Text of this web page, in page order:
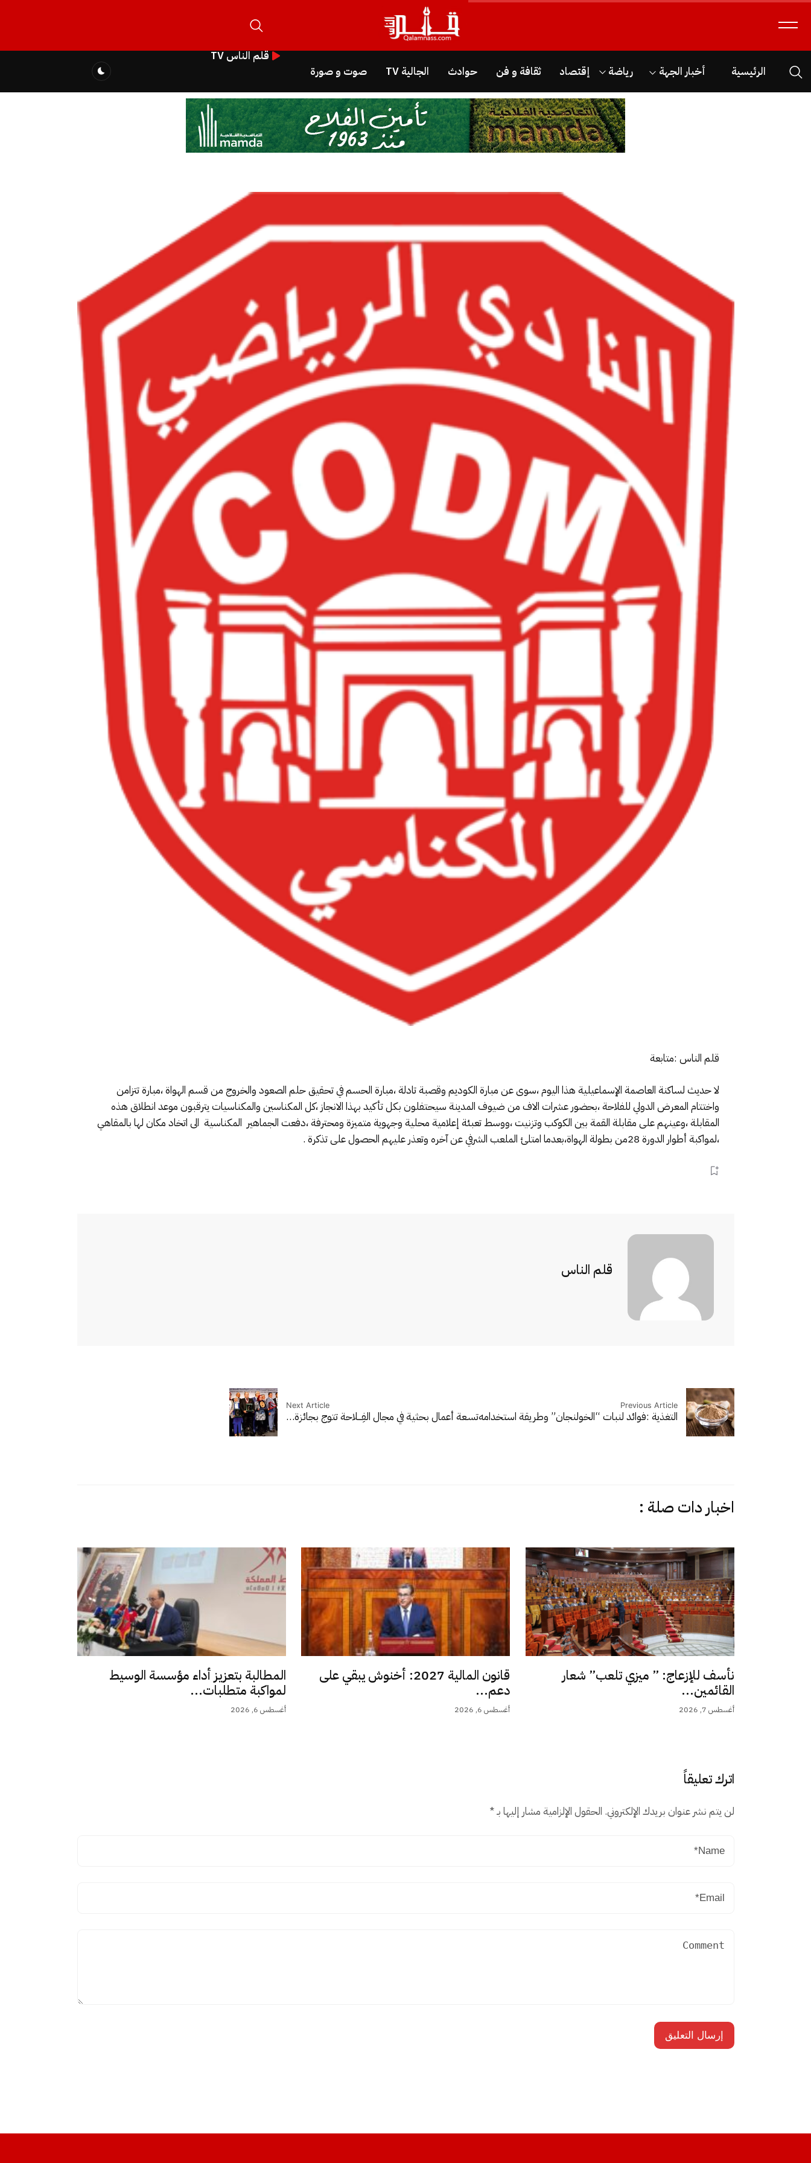
الرئيسية أخبار الجهة رياضة إقتصاد ثقافة و فن حوادث الجالية TV صوت و صورة
قلم الناس TV
قلم الناس :متابعة
لا حديث لساكنة العاصمة الإسماعيلية هذا اليوم ،سوى عن مبارة الكوديم وقصبة تادلة ،مبارة الحسم في تحقيق حلم الصعود والخروج من قسم الهواة ،مبارة تتزامن
واختتام المعرض الدولي للفلاحة ،بحضور عشرات الاف من ضيوف المدينة سيحتفلون بكل تأكيد بهذا الانجاز ،كل المكناسين والمكناسيات يترقبون موعد انطلاق هذه
المقابلة ،وعينهم على مقابلة القمة بين الكوكب وتزنيت ،ووسط تعبئة إعلامية محلية وجهوية متميزة ومحترفة ،دفعت الجماهير المكناسية الى اتخاد مكان لها بالمقاهي
،لمواكبة أطوار الدورة 28من بطولة الهواة،بعدما امتلئ الملعب الشرفي عن آخره وتعذر عليهم الحصول على تذكرة .
قلم الناس
Previous Article
التغذية :فوائد لنبات “الخولنجان” وطريقة استخدامه
Next Article
تسـعة أعمال بحثية في مجال الفِـــلاحة تتوج بجائزة…
اخبار دات صلة :
نأسف للإزعاج: ” ميزي تلعب” شعار
القائمين...
أغسطس 7, 2026
قانون المالية 2027: أخنوش يبقي على
دعم...
أغسطس 6, 2026
المطالبة بتعزيز أداء مؤسسة الوسيط
لمواكبة متطلبات...
أغسطس 6, 2026
اترك تعليقاً
لن يتم نشر عنوان بريدك الإلكتروني. الحقول الإلزامية مشار إليها بـ*